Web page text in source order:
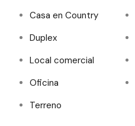
Casa en Country
Duplex
Local comercial
Oficina
Terreno